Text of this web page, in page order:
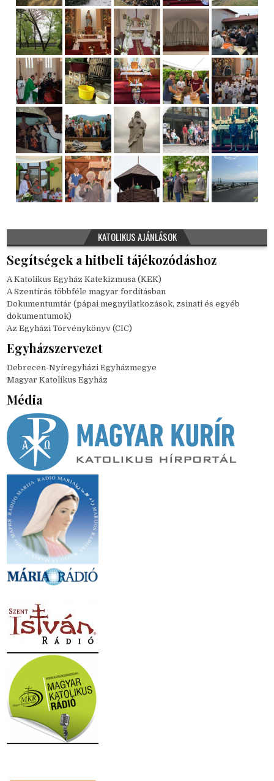
KATOLIKUS AJÁNLÁSOK
Segítségek a hitbeli tájékozódáshoz
A Katolikus Egyház Katekizmusa (KEK)
A Szentírás többféle magyar fordításban
Dokumentumtár (pápai megnyilatkozások, zsinati és egyéb
dokumentumok)
Az Egyházi Törvénykönyv (CIC)
Egyházszervezet
Debrecen-Nyíregyházi Egyházmegye
Magyar Katolikus Egyház
Média